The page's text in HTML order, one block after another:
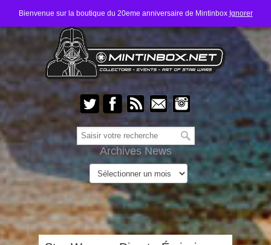
Bienvenue sur la boutique du 20eme anniversaire de Mintinbox Ignorer
Archives News